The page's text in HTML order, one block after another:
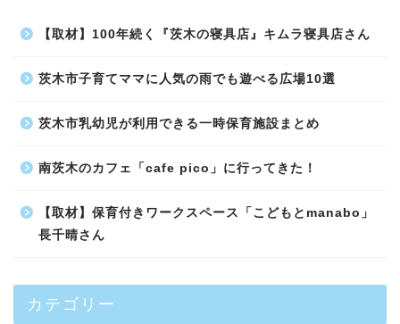
【取材】100年続く『茨木の寝具店』キムラ寝具店さん
茨木市子育てママに人気の雨でも遊べる広場10選
茨木市乳幼児が利用できる一時保育施設まとめ
南茨木のカフェ「cafe pico」に行ってきた！
【取材】保育付きワークスペース「こどもとmanabo」
長千晴さん
カテゴリー